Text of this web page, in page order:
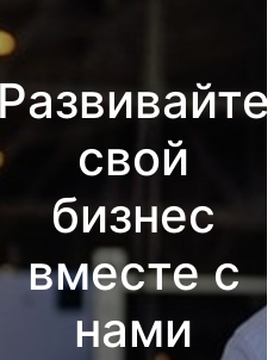
свой
бизнес
вместе с
нами